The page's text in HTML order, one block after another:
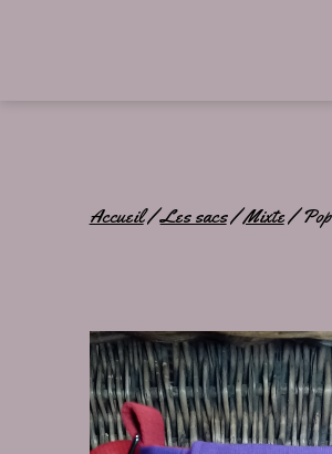
Accueil/Les sacs/Mixte/ Pop